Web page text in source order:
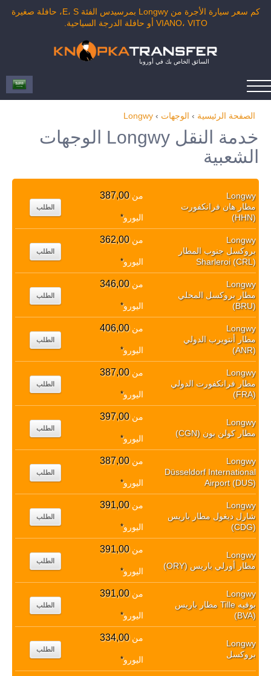
كم سعر سيارة الأجرة من Longwy بمرسيدس الفئة E، S، حافلة صغيرة
VIANO، VITO أو حافلة الدرجة السياحية.
السائق الخاص بك في أوروبا
الصفحة الرئيسية › الوجهات ›
Longwy
خدمة النقل Longwy الوجهات
الشعبية
Longwy
مطار هان فرانكفورت
(HHN)
من387,00
اليورو*
الطلب
Longwy
بروكسل جنوب المطار
Sharleroi (CRL)
من362,00
اليورو*
الطلب
Longwy
مطار بروكسل المحلي
(BRU)
من346,00
اليورو*
الطلب
Longwy
مطار أنتويرب الدولي
(ANR)
من406,00
اليورو*
الطلب
Longwy
مطار فرانكفورت الدولي
(FRA)
من387,00
اليورو*
الطلب
Longwy
مطار كولن بون (CGN)
من397,00
اليورو*
الطلب
Longwy
Düsseldorf International
Airport (DUS)
من387,00
اليورو*
الطلب
Longwy
شارل ديغول مطار باريس
(CDG)
من391,00
اليورو*
الطلب
Longwy
مطار أورلي باريس (ORY)
من391,00
اليورو*
الطلب
Longwy
بوفيه Tille مطار باريس
(BVA)
من391,00
اليورو*
الطلب
Longwy
بروكسل
من334,00
اليورو*
الطلب